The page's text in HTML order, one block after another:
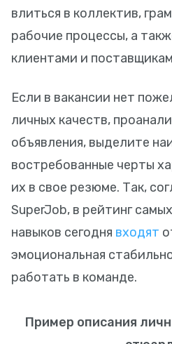
влиться в коллектив,
рабочие процессы, а
клиентами и
Если в вакансии нет
личных качеств,
объявления, выделите
востребованные черты
их в свое резюме. Так,
SuperJob, в рейтинг
навыков сегодня входят
эмоциональная
работать в команде.
Пример описания